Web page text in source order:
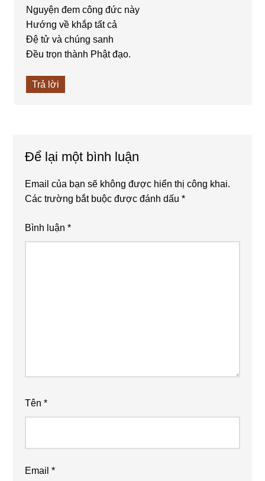
Nguyện đem công đức này
Hướng về khắp tất cả
Đệ tử và chúng sanh
Đều trọn thành Phật đạo.
Trả lời
Để lại một bình luận
Email của bạn sẽ không được hiển thị công khai.
Các trường bắt buộc được đánh dấu*
Bình luận*
Tên*
Email*